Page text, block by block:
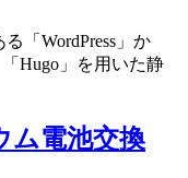
「WordPress」か
Hugo」を用いた静
ム電池交換